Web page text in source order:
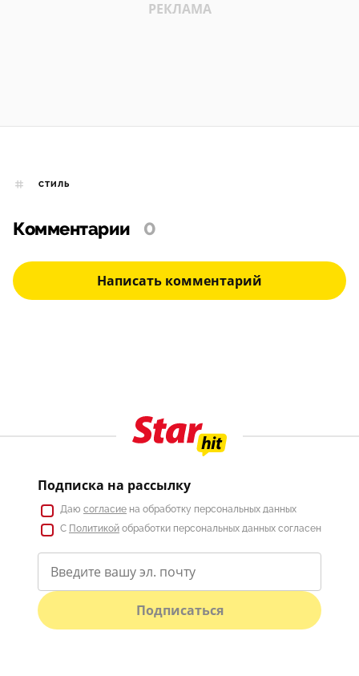
СТИЛЬ
Комментарии 0
Написать комментарий
Подписка на рассылку
Даю согласие на обработку персональных данных
С Политикой обработки персональных данных согласен
Подписаться